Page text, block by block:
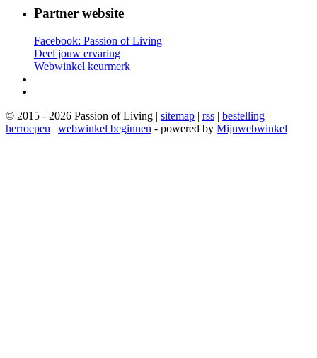
Partner website
Facebook: Passion of Living
Deel jouw ervaring
Webwinkel keurmerk
© 2015 - 2026 Passion of Living | sitemap | rss | bestelling
herroepen | webwinkel beginnen - powered by Mijnwebwinkel